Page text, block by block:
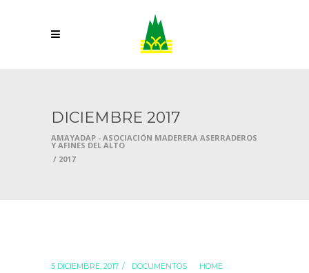
DICIEMBRE 2017
AMAYADAP - ASOCIACIÓN MADERERA ASERRADEROS
Y AFINES DEL ALTO
/ 2017
5 DICIEMBRE, 2017 DOCUMENTOS HOME